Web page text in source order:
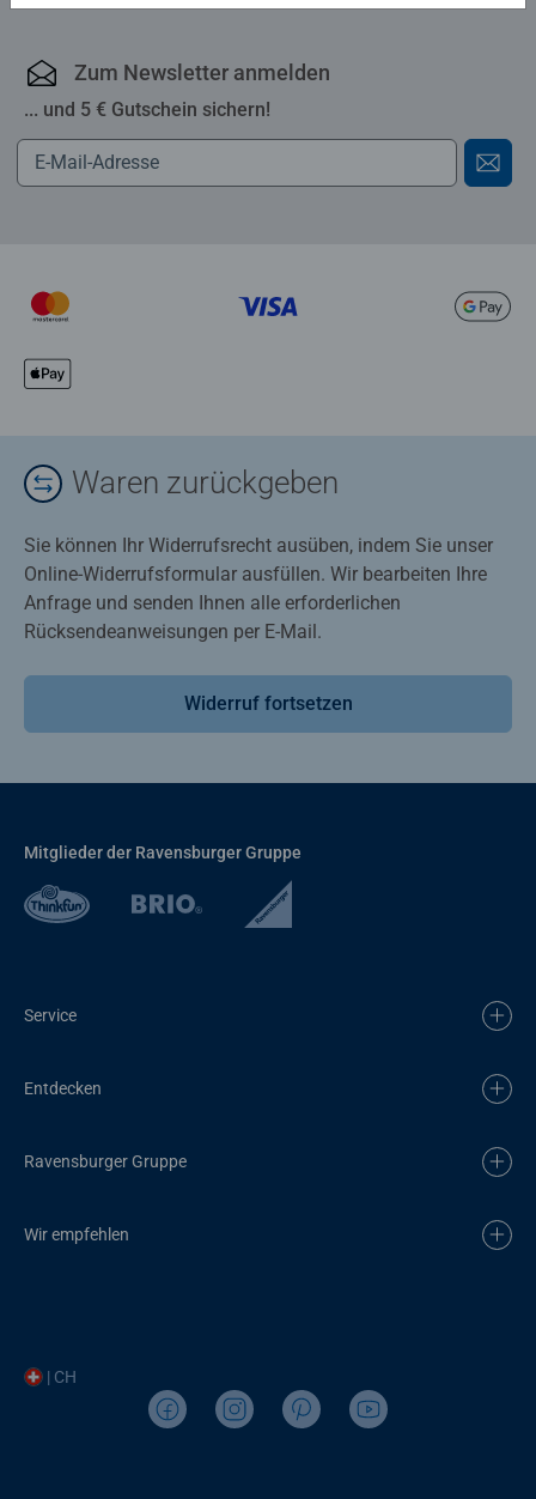
Zum Newsletter anmelden
... und 5 € Gutschein sichern!
Waren zurückgeben
Sie können Ihr Widerrufsrecht ausüben, indem Sie unser
Online-Widerrufsformular ausfüllen. Wir bearbeiten Ihre
Anfrage und senden Ihnen alle erforderlichen
Rücksendeanweisungen per E-Mail.
Widerruf fortsetzen
Mitglieder der Ravensburger Gruppe
Service
Entdecken
Ravensburger Gruppe
Wir empfehlen
| CH